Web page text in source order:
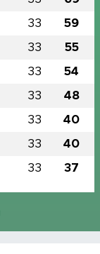
33 59
33 55
33 54
33 48
33 40
33 40
33 37